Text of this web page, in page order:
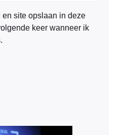
en site opslaan in deze
keer wanneer ik